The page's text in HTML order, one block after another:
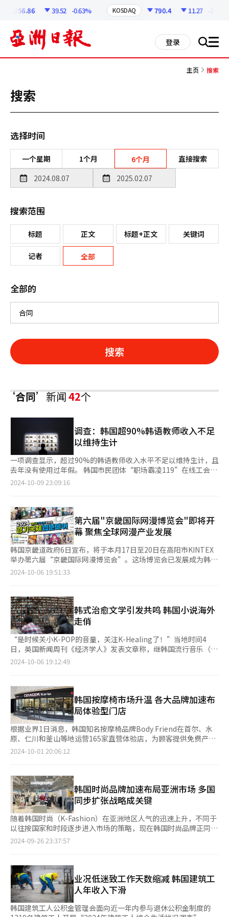
6256.86 39.52 -0.63% KOSDAQ 790.4 11.27 -1.41%
登录 搜 all
主页 搜索
搜索
选择时间
一个星期 1个月 6个月 直接搜索
搜索范围
标题 正文 标题+正文 关键词
记者 全部
全部的
搜索
‘合同’新闻42个
调查：韩国超90%韩语教师收入不足
以维持生计
一项调查显示，超过90%的韩语教师收入水平不足以维持生计，且
去年没有使用过年假。 韩国市民团体“职场霸凌119”在线工会促
进委员会与韩语教师协会于10月9日公布了一项针对在大学语言中
524名教师参与。结果显示，95.2%的受访者表示目前的收入不足
以维持生计。 具体来看，15.7%的受访者月收入低于100万韩元
（约合人民币5260元）；39.7%的受访者月收入在100万至200万
韩元之间；由于收入低，53.4%的受访者表示需要依靠家庭收入；
39.2%的受访者表示需要从事其他经济活动。此外，93.4%的受访
者表示去年没有使用过年假，83.8%表示在生病时无法使用带薪病
假。 调查中，只有23.3%的受访者为正式员工或无固定期限合同
工，超过一半（59.9%）的受访者为有固定期限的合同工，14.5%
者表示不会推荐他人从事韩语教师工作，理由包括“难以维持生
计，可能成为高学历低收入的劳动者”和“无法享受育儿假、国民
年金等劳动者权利”。 负责此次调查的大学工会延世大学韩国语
学堂前支部长崔洙根（音）表示：“在‘韩语全球化’这一华而不
实的政府政策阴影下，韩语教育工作者正面临低工资和就业不稳定
的困扰。” 8日，首尔龙山区国立韩文博物馆展出的韩文辅音和元
音活字展品。【图片来源 韩联社】
2024-10-09 23:09:16
第六届"京畿国际网漫博览会"即将开
幕 聚焦全球网漫产业发展
韩国京畿道政府6日宣布，将于本月17日至20日在高阳市KINTEX
举办第六届“京畿国际网漫博览会”。这场博览会已发展成为韩国
最大规模的网漫展览，吸引了众多国内外网漫爱好者及行业专业人
B2C展览部分将有145家企业参展，创下历年最高纪录。参展企业
涵盖网漫制作公司、内容平台、知识产权（IP）技术企业等，其中
包括Kakao娱乐子公司Daon Creative、DCCENT、AB
Entertainment等韩国顶级网漫制作公司。 B2B洽谈会则聚焦网
漫的全球扩展，吸引了70家卖家和50家国内外买家参与，通过线
下一对一商务会议进行出口合同和IP交易洽谈。据悉，今年的重点
市场是日本，该市场正迅速向数字漫画转型，展现出巨大的增长潜
力，成为此次洽谈会的关注焦点。 京畿道内容产业科长姜智淑
上，国内网漫产业也在过去5年间实现了4倍以上的增长。此次博览
会将特别加强对网漫制作公司的支持，帮助他们在不断扩大的全球
市场中取得更大的发展。 “京畿国际网漫博览会”宣传海报。
【图片来源 京畿道政府】
2024-10-06 19:51:33
韩式治愈文学引发共鸣 韩国小说海外
走俏
“是时候关小K-POP的音量，关注K-Healing了！”当地时间4
日，英国新闻周刊《经济学人》发表文章称，继韩国流行音乐（K-
POP）和韩剧（K-Drama）后，来自韩国的治愈小说（K-
受到大批年轻女性读者的喜爱。许多明星艺人的书单推荐也掀起一
阵又一阵热潮，并开始受到多家国际知名出版社的关注。《万寿菊
心灵洗衣店》相继在美国和英国发行英译本，布鲁姆斯伯里、哈歇
特、哈珀·柯林斯等知名出版社纷纷出版发行韩国畅销书或购买版
权。 海外图书版权经纪人乔伊·李（音）表示，韩国图书类型丰
富，在国外出版社看来，韩国小说有着天然的治愈风格，因此引起
全球各国读者的共鸣。已有多部作品与15至20个国家（地区）的
出版社签署出版合同。 在英语国家家喻户晓的出版商企鹅兰登出
国小说，主编简·劳森（音）称，韩国小说近来人气大爆发。 韩
国治愈小说中的主人公多为普通的打工人，在职场中事事不如意，
或找工作频频碰壁，描写在巨大生活压力下普通人寻找内心和平的
精神世界。 即将在海外出版发行的小说《工坊的季节》英文翻译
克莱尔·理查兹（音）称，小说内容从辛奇、猫咪，到冰淇淋，充
满了温情的治愈要素。 《经济学人》称，韩国诞生大量治愈小说
的背景是“内卷”严重的社会氛围和职业倦怠症，并指出在首尔随
处可见“午睡咖啡厅”，为“社畜”们提供小憩充电的空间，这一
说《工坊的季节》英文版封面 【图片来源 网络】
2024-10-06 19:12:49
韩国按摩椅市场升温 各大品牌加速布
局体验型门店
根据业界1日消息，韩国知名按摩椅品牌Body Friend在首尔、水
原、仁川和釜山等地运营165家直营体验店，为顾客提供免费产品
体验和咨询服务。 近期，按摩设备的体验需求迅速增长。上个月1
的顾客月平均合同量同比增长了93.6%。即使在淡季的8月，合同
量也增长了145%。 Body Friend还在乐天购物中心水原店、新世
界百货CentumCity店和孔德Lounge等三处，以机器人咖啡厅的
概念运营体验店。这些地点为预约体验的顾客提供了可以喝饮料消
磨时间的场所，计划在今年内扩展至10处。 Body Friend相关负责
人表示，上班族在午餐时间或下班后光顾体验店的频率有所增加。
由于机器人咖啡厅式体验店不仅提供按摩椅体验，还采用咖啡厅风
格的装潢设计，因此顾客的反馈非常好。 韩国医疗器械公司喜来
铺累计接待体验顾客已超过650万人。自2019年开设首批8家Well
Cafe店铺以来，喜来健不断增加体验型店铺数量。公司还运营会员
制体验店Well Lounge和儿童咖啡厅式体验店Well Park。Well
Lounge已开设至第5家店，计划在今年内扩展至10家，而Well
Park正准备进军海外市场。 喜来健相关负责人表示，为了让消费
者在充分体验和理解产品价值后再决定购买，我们在全国范围内设
2024-10-01 20:06:12
韩国时尚品牌加速布局亚洲市场 多国
同步扩张战略成关键
随着韩国时尚（K-Fashion）在亚洲地区人气的迅速上升，不同于
以往按国家和时段逐步进入市场的策略，现在韩国时尚品牌正同时
进军日本、中国台湾、泰国等多个国家。下半年，多个实力强劲的
Rosa和Yutori签订了独家分销协议，并于今年3月起正式开始营
业。其第3家店铺LUMINE EST新宿店于本月7日开业，开业周末两
天内创下了1500万日元（约合人民币73万元）的销售佳绩。 韩国
品牌通过进驻日本知名精品店的传统方式也依然奏效。ANOTHER
OFFICE今年1月在东京举办了首次订货会，与Beams、TSI
2024-09-26 23:37:57
业况低迷致工作天数缩减 韩国建筑工
人年收入下滑
韩国建筑工人公积金管理会面向近一年内参与退休公积金制度的